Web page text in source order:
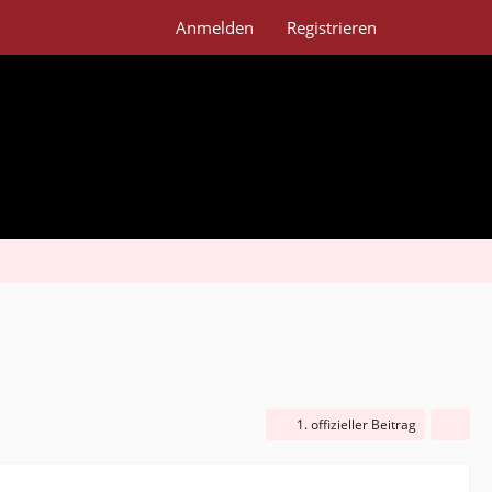
Anmelden Registrieren
1. offizieller Beitrag